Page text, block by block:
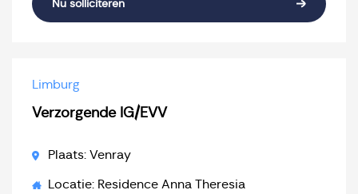
Nu solliciteren
Limburg
Verzorgende IG/EVV
Plaats: Venray
Locatie: Residence Anna Theresia